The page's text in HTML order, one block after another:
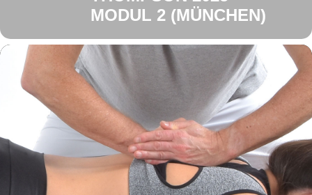
MODUL 2 (MÜNCHEN)